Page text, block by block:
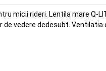
micii rideri. Lentila mare
vedere dedesubt.